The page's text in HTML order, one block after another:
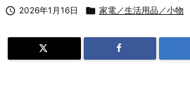
 2026年1月16日  家電／生活用品／小物